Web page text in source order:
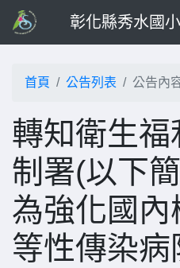
彰化縣秀水國
首頁 公告列表 公告內
轉知衛生
制署(以下
為強化國
等性傳染